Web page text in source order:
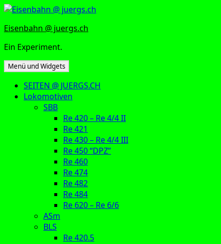
Zum
springen
Eisenbahn @ juergs.ch
Ein Experiment.
Menü und Widgets
SEITEN @ JUERGS.CH
Lokomotiven
SBB
Re 420 – Re 4/4 II
Re 421
Re 430 – Re 4/4 III
Re 450 “DPZ”
Re 460
Re 474
Re 482
Re 484
Re 620 – Re 6/6
ASm
BLS
Re 420.5